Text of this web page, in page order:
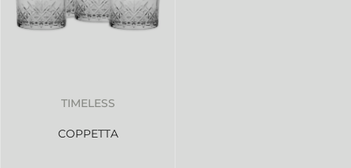
TIMELESS
COPPETTA